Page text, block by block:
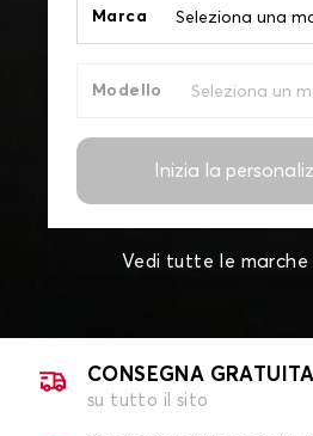
Marca
Modello
Inizia la
Vedi tutte le marche
CONSEGNA
su tutto il sito